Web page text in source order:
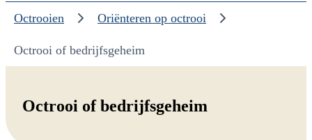
Octrooien Oriënteren op octrooi
Octrooi of bedrijfsgeheim
Octrooi of bedrijfsgeheim